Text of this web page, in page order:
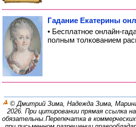
Гадание Екатерины
• Бесплатное онлайн-
полным толкованием
© Дмитрий Зима, Надежда Зима,
2026. При цитировании прямая ссылка
обязательны.Перепечатка в